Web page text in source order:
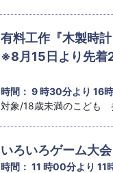
有料工作『木製時
※8月15日より先着
時間： 9 時30分より 16
対象/18歳未満のこど
いろいろゲーム大会
時間： 11 時00分より 11